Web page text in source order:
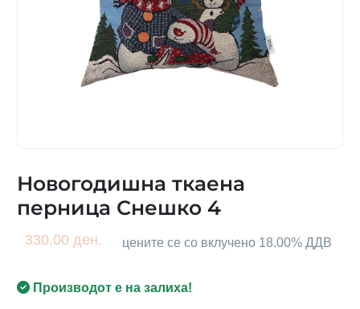
Новогодишна ткаена
перница Снешко 4
330.00 ден. цените се со вклучено 18.00% ДДВ
Производот е на залиха!